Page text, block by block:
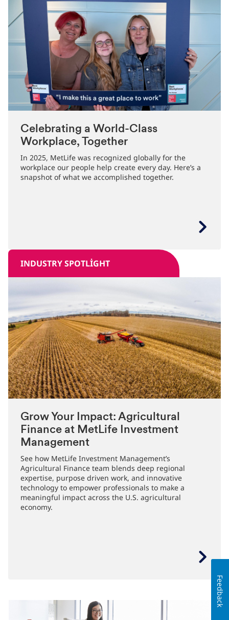
Celebrating a World-Class
Workplace, Together
In 2025, MetLife was recognized globally for the
workplace our people help create every day. Here’s a
snapshot of what we accomplished together.
INDUSTRY SPOTLIGHT
Grow Your Impact: Agricultural
Finance at MetLife Investment
Management
See how MetLife Investment Management’s
Agricultural Finance team blends deep regional
expertise, purpose driven work, and innovative
technology to empower professionals to make a
meaningful impact across the U.S. agricultural
economy.
Feedback